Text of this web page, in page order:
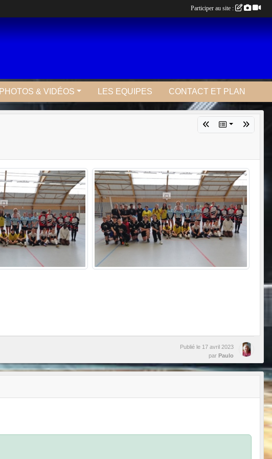
PHOTOS & VIDÉOS LES EQUIPES CONTACT ET PLAN
Publié le 17 avril 2023
par Paulo
Participer au site :